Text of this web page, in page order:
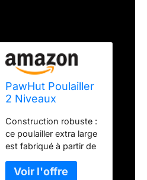
PawHut Poulailler
2 Niveaux
nichoir, enclos
pour volailles
Enclos pour 8-10
Poules Parc avec
Plateau, Bois de
Construction robuste :
ce poulailler extra large
est fabriqué à partir de
et est traité avec une